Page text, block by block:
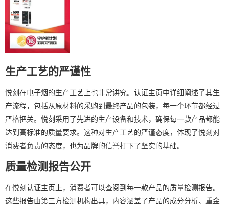
生产工艺的严谨性
悦刻在电子烟的生产工艺上也非常讲究。认证主页中详细阐述了其生
产流程，包括从原材料的采购到最终产品的包装，每一个环节都经过
严格把关。悦刻采用了先进的生产设备和技术，确保每一款产品都能
达到高标准的质量要求。这种对生产工艺的严谨态度，体现了悦刻对
消费者负责的态度，也为品牌的信誉打下了坚实的基础。
质量检测报告公开
在悦刻认证主页上，消费者可以查阅到每一款产品的质量检测报告。
这些报告由第三方检测机构出具，内容涵盖了产品的成分分析、重金